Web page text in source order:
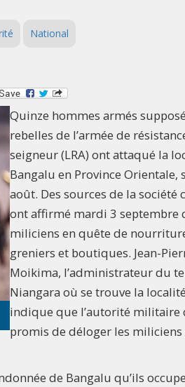
National
Quinze hommes armés
rebelles de l’armée de
seigneur (LRA) ont attaqué la
Bangalu en Province Orientale,
août. Des sources de la société
ont affirmé mardi 3 septembre
miliciens en quête de
greniers et boutiques. Jean-
Moikima, l’administrateur du
Niangara où se trouve la
indique que l’autorité militaire
promis de déloger les miliciens
de Bangalu qu’ils